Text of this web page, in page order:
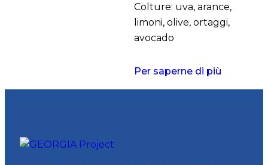
Colture: uva, arance,
limoni, olive, ortaggi,
avocado
Per saperne di più